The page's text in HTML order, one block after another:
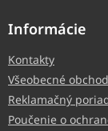
Informácie
Kontakty
Všeobecné
Reklamačný
Poučenie o